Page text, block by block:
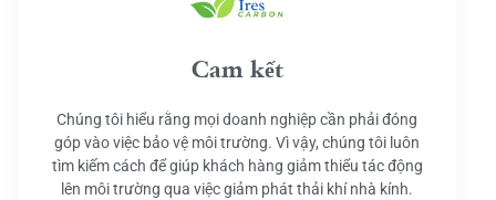
Cam kết
Chúng tôi hiểu rằng mọi doanh nghiệp cần phải đóng
góp vào việc bảo vệ môi trường. Vì vậy, chúng tôi luôn
tìm kiếm cách để giúp khách hàng giảm thiểu tác động
lên môi trường qua việc giảm phát thải khí nhà kính.